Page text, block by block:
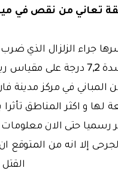
تعاني من نقص في
جراء الزلزال الذي
ظهر الامس بشدة 7,2 درجة على
المباني في مركز مدينة
لها و اكثر المناطق
رسميا حتى الان
إلا انه من